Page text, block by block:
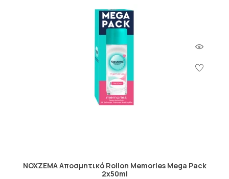
NOXZEMA Aποσμητικό Rollon Memories Mega Pack
2x50ml